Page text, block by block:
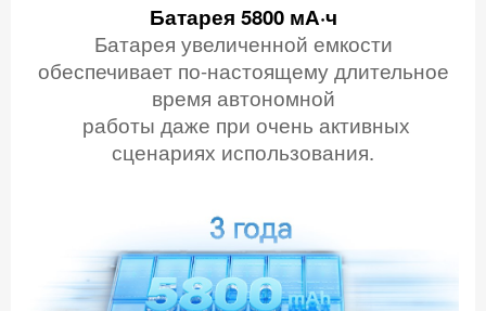
Батарея 5800 мА·ч
Батарея увеличенной емкости
обеспечивает по-настоящему длительное
время автономной
работы даже при очень активных
сценариях использования.